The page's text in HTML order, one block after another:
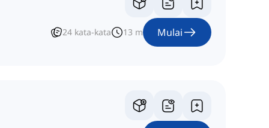
24 kata-kata 13 m Mulai